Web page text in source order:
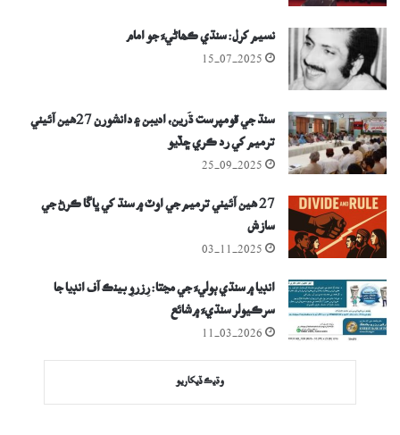
نسيم کرل: سنڌي ڪھاڻيءَ جو امام
15-07-2025
سنڌ جي قومپرست ڌُرين، اديبن ۽ دانشورن 27ھين آئيني
ترميم کي رد ڪري ڇڏيو
25-09-2025
27 ھين آئيني ترميم جي اوٽ ۾ سنڌ کي ڀاڱا ڪرڻ جي
سازش
03-11-2025
انڊيا ۾ سنڌي ٻوليءَ جي مڃتا: رِزروِ بينڪ آف انڊيا جا
سرڪيولر سنڌيءَ ۾ شائع
11-03-2026
وڌيڪ ڏيکاريو